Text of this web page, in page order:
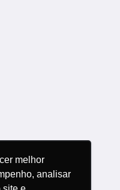
melhor
analisar